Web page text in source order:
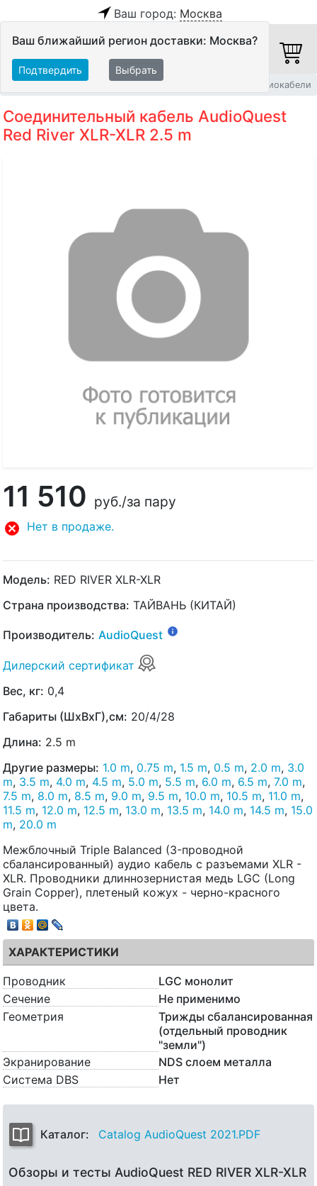
Ваш город: Москва
Ваш ближайший регион доставки: Москва?
Подтвердить Выбрать
Балансные аудиокабели
Соединительный кабель AudioQuest
Red River XLR-XLR 2.5 m
11 510 руб./за пару
Нет в продаже.
Модель: RED RIVER XLR-XLR
Страна производства: ТАЙВАНЬ (КИТАЙ)
Производитель: AudioQuest
Дилерский сертификат
Вес, кг: 0,4
Габариты (ШхВхГ),см: 20/4/28
Длина: 2.5 m
Другие размеры: 1.0 m, 0.75 m, 1.5 m, 0.5 m, 2.0 m, 3.0
m, 3.5 m, 4.0 m, 4.5 m, 5.0 m, 5.5 m, 6.0 m, 6.5 m, 7.0 m,
7.5 m, 8.0 m, 8.5 m, 9.0 m, 9.5 m, 10.0 m, 10.5 m, 11.0 m,
11.5 m, 12.0 m, 12.5 m, 13.0 m, 13.5 m, 14.0 m, 14.5 m, 15.0
m, 20.0 m
Межблочный Triple Balanced (3-проводной
сбалансированный) аудио кабель с разъемами XLR -
XLR. Проводники длиннозернистая медь LGC (Long
Grain Copper), плетеный кожух - черно-красного
цвета.
ХАРАКТЕРИСТИКИ
Проводник
LGC монолит
Сечение
Не применимо
Геометрия
Трижды сбалансированная
(отдельный проводник
"земли")
Экранирование
NDS слоем металла
Система DBS
Нет
Каталог: Catalog AudioQuest 2021.PDF
Обзоры и тесты AudioQuest RED RIVER XLR-XLR